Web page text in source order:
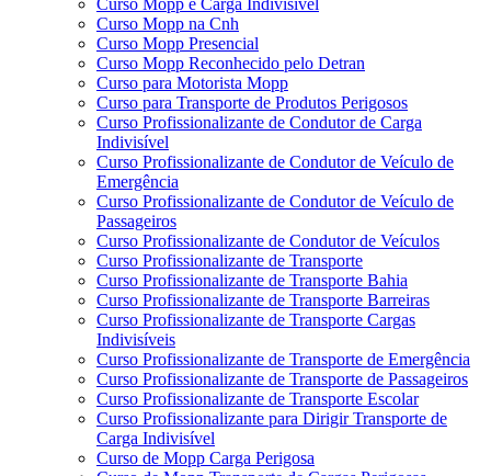
Curso Mopp e Carga Indivisível
Curso Mopp na Cnh
Curso Mopp Presencial
Curso Mopp Reconhecido pelo Detran
Curso para Motorista Mopp
Curso para Transporte de Produtos Perigosos
Curso Profissionalizante de Condutor de Carga
Indivisível
Curso Profissionalizante de Condutor de Veículo de
Emergência
Curso Profissionalizante de Condutor de Veículo de
Passageiros
Curso Profissionalizante de Condutor de Veículos
Curso Profissionalizante de Transporte
Curso Profissionalizante de Transporte Bahia
Curso Profissionalizante de Transporte Barreiras
Curso Profissionalizante de Transporte Cargas
Indivisíveis
Curso Profissionalizante de Transporte de Emergência
Curso Profissionalizante de Transporte de Passageiros
Curso Profissionalizante de Transporte Escolar
Curso Profissionalizante para Dirigir Transporte de
Carga Indivisível
Curso de Mopp Carga Perigosa